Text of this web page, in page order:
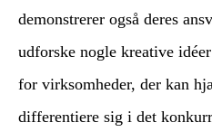
demonstrerer også deres
udforske nogle kreative
for virksomheder, der kan
differentiere sig i det